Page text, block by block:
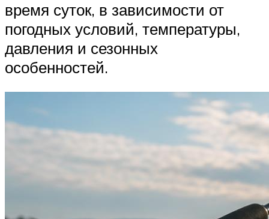
время суток, в зависимости от
погодных условий, температуры,
давления и сезонных
особенностей.